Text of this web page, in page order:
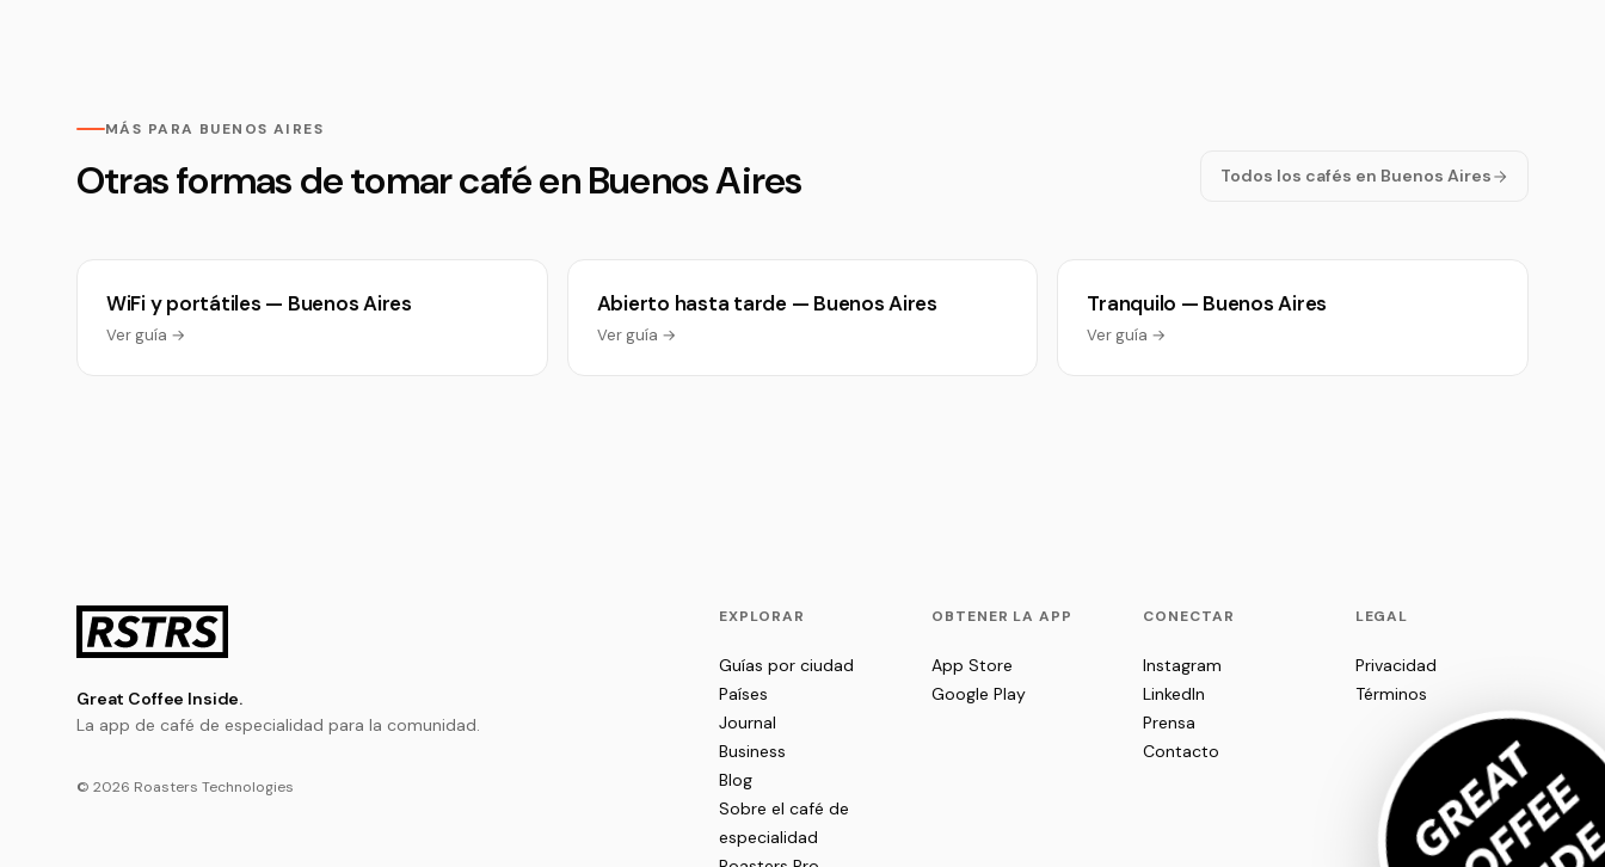
MÁS PARA BUENOS AIRES
Otras formas de tomar café en Buenos Aires Todos los cafés en Buenos Aires
WiFi y portátiles — Buenos Aires
Ver guía →
Abierto hasta tarde — Buenos Aires
Ver guía →
Tranquilo — Buenos Aires
Ver guía →
Great Coffee Inside.
La app de café de especialidad para la comunidad.
© 2026 Roasters Technologies
EXPLORAR
Guías por ciudad
Países
Journal
Business
Blog
Sobre el café de
especialidad
OBTENER LA APP
App Store
Google Play
CONECTAR
Instagram
LinkedIn
Prensa
Contacto
LEGAL
Privacidad
Términos